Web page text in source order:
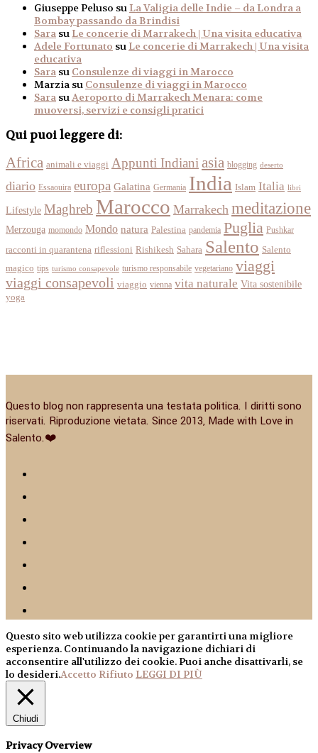
Giuseppe Peluso su La Valigia delle Indie – da Londra a
Bombay passando da Brindisi
Sara su Le concerie di Marrakech | Una visita educativa
Adele Fortunato su Le concerie di Marrakech | Una visita
educativa
Sara su Consulenze di viaggi in Marocco
Marzia su Consulenze di viaggi in Marocco
Sara su Aeroporto di Marrakech Menara: come
muoversi, servizi e consigli pratici
Qui puoi leggere di:
Africa animali e viaggi Appunti Indianiasia blogging deserto
diario Essaouira europa Galatina Germania India Islam Italia libri
Lifestyle Maghreb Marocco Marrakech meditazione
Merzouga momondo Mondo natura Palestina pandemia Puglia Pushkar
racconti in quarantena riflessioni Rishikesh Sahara Salento Salento
magico tips turismo consapevole turismo responsabile vegetariano viaggi
viaggi consapevoli viaggio vienna vita naturale Vita sostenibile
yoga
Questo blog non rappresenta una testata politica. I diritti sono
riservati. Riproduzione vietata. Since 2013, Made with Love in
Salento.❤️
Questo sito web utilizza cookie per garantirti una migliore
esperienza. Continuando la navigazione dichiari di
acconsentire all'utilizzo dei cookie. Puoi anche disattivarli, se
lo desideri.Accetto Rifiuto LEGGI DI PIÙ
Chiudi
Privacy Overview